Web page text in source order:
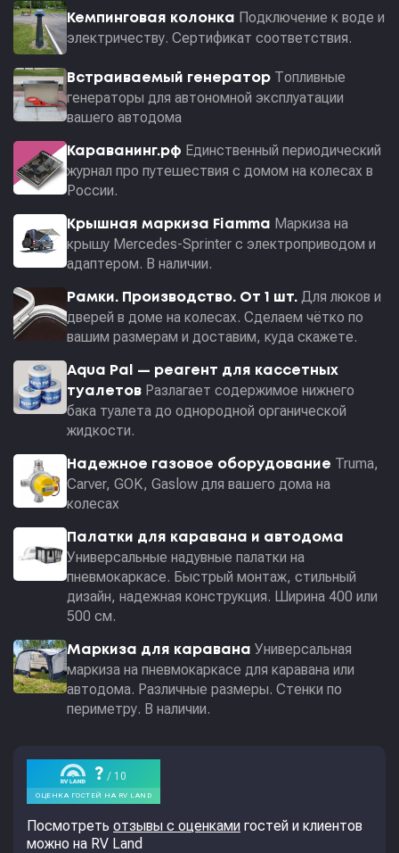
Кемпинговая колонка Подключение к воде и
электричеству. Сертификат соответствия.
Встраиваемый генератор Топливные
генераторы для автономной эксплуатации
вашего автодома
Караванинг.рф Единственный периодический
журнал про путешествия с домом на колесах в
России.
Крышная маркиза Fiamma Маркиза на
крышу Mercedes-Sprinter с электроприводом и
адаптером. В наличии.
Рамки. Производство. От 1 шт. Для люков и
дверей в доме на колесах. Сделаем чётко по
вашим размерам и доставим, куда скажете.
Aqua Pal — pеагент для кассетных
туалетов Разлагает содержимое нижнего
бака туалета до однородной органической
жидкости.
Надежное газовое оборудование Truma,
Carver, GOK, Gaslow для вашего дома на
колесах
Палатки для каравана и автодома
Универсальные надувные палатки на
пневмокаркасе. Быстрый монтаж, стильный
дизайн, надежная конструкция. Ширина 400 или
500 см.
Маркиза для каравана Универсальная
маркиза на пневмокаркасе для каравана или
автодома. Различные размеры. Стенки по
периметру. В наличии.
Посмотреть отзывы с оценками гостей и клиентов
можно на RV Land